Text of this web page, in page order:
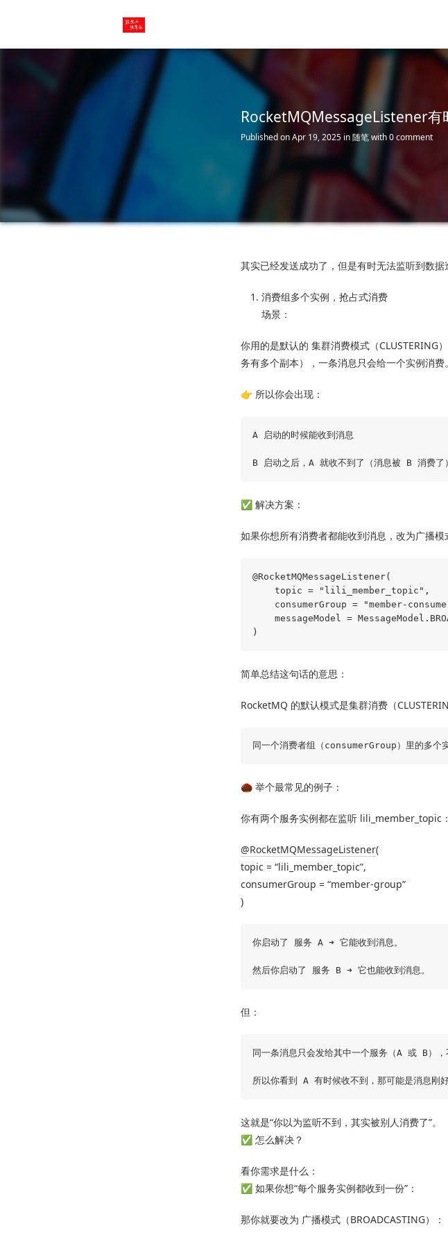
RocketMQMessageListener有
Published on Apr 19, 2025 in随笔with0 comment
其实已经发送成功了，但是有时无法监听到数
消费组多个实例，抢占式消费
场景：
你用的是默认的 集群消费模式（CLUSTERING
务有多个副本），一条消息只会给一个实例消费。
👉 所以你会出现：
A 启动的时候能收到消息
✅ 解决方案：
如果你想所有消费者都能收到消息，改为广播模
@RocketMQMessageListener(
    topic = "lili_member_topic",
consumerGroup = "member-
messageModel =
简单总结这句话的意思：
RocketMQ 的默认模式是集群消费（
🌰 举个最常见的例子：
你有两个服务实例都在监听 lili_member_topic：
@RocketMQMessageListener(
topic = “lili_member_topic”,
consumerGroup = “member-group”
)
你启动了 服务 A ➜ 它能收到消息。
但：
同一条消息只会发给其中一个服务（A 或 B），
这就是“你以为监听不到，其实被别人消费了”。
✅ 怎么解决？
看你需求是什么：
✅ 如果你想“每个服务实例都收到一份”：
那你就要改为 广播模式（BROADCASTING）：